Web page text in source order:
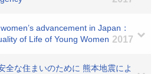
advancement in Japan：
of Life of Young Women 2017
全な住まいのために 熊本地震によ